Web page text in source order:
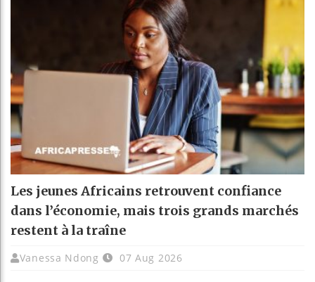
Les jeunes Africains retrouvent confiance
dans l’économie, mais trois grands marchés
restent à la traîne
Vanessa Ndong 07 Aug 2026